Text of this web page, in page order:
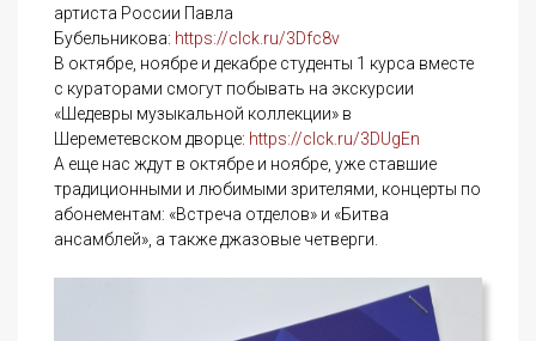
артиста России Павла
Бубельникова: https://clck.ru/3Dfc8v
В октябре, ноябре и декабре студенты 1 курса вместе
с кураторами смогут побывать на экскурсии
«Шедевры музыкальной коллекции» в
Шереметевском дворце: https://clck.ru/3DUgEn
А еще нас ждут в октябре и ноябре, уже ставшие
традиционными и любимыми зрителями, концерты по
абонементам: «Встреча отделов» и «Битва
ансамблей», а также джазовые четверги.